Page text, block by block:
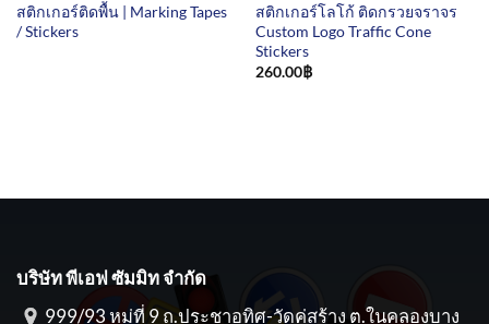
สติกเกอร์ติดพื้น | Marking Tapes
/ Stickers
สติกเกอร์โลโก้ ติดกรวยจราจร
Custom Logo Traffic Cone
Stickers
260.00฿
บริษัท พีเอฟ ซัมมิท จำกัด
999/93 หมู่ที่ 9 ถ.ประชาอุทิศ-วัดคู่สร้าง ต.ในคลองบาง